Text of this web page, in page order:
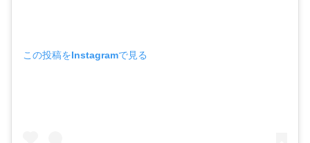
この投稿をInstagramで見る